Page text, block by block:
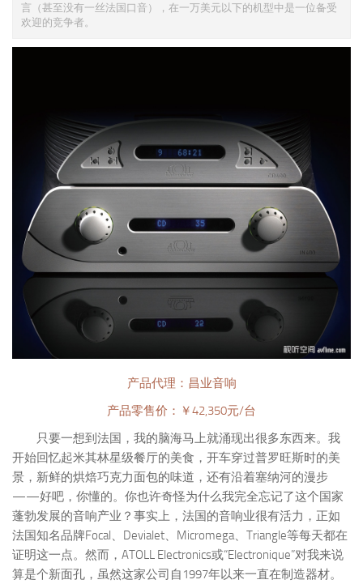
言（甚至没有一丝法国口音），在一万美元以下的机型中是一位备受
欢迎的竞争者。
产品代理：昌业音响
产品零售价：￥42,350元/台
只要一想到法国，我的脑海马上就涌现出很多东西来。我
开始回忆起米其林星级餐厅的美食，开车穿过普罗旺斯时的美
景，新鲜的烘焙巧克力面包的味道，还有沿着塞纳河的漫步
——好吧，你懂的。你也许奇怪为什么我完全忘记了这个国家
蓬勃发展的音响产业？事实上，法国的音响业很有活力，正如
法国知名品牌Focal、Devialet、Micromega、Triangle等每天都在
证明这一点。然而，ATOLL Electronics或“Electronique”对我来说
算是个新面孔，虽然这家公司自1997年以来一直在制造器材。